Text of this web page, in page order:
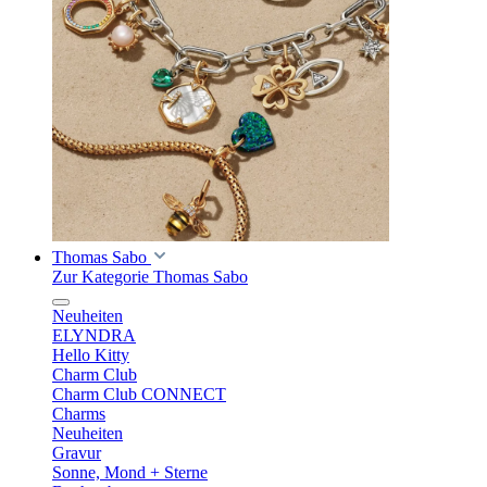
Thomas Sabo
Zur Kategorie Thomas Sabo
Neuheiten
ELYNDRA
Hello Kitty
Charm Club
Charm Club CONNECT
Charms
Neuheiten
Gravur
Sonne, Mond + Sterne